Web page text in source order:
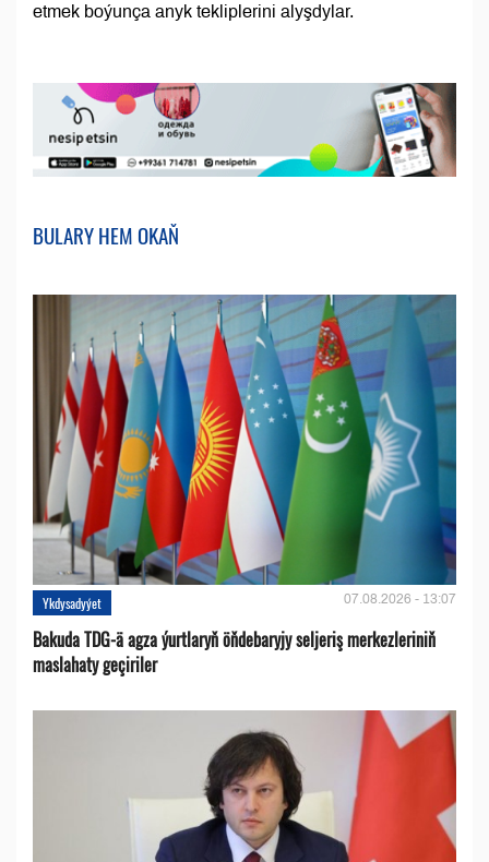
etmek boýunça anyk tekliplerini alyşdylar.
BULARY HEM OKAŇ
Ykdysadyýet 07.08.2026 - 13:07
Bakuda TDG-ä agza ýurtlaryň öňdebaryjy seljeriş merkezleriniň
maslahaty geçiriler